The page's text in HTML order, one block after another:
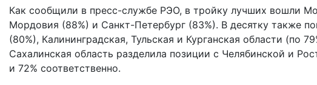
Как сообщили в пресс-службе РЭО, в тройку лучших вошли
Мордовия (88%) и Санкт-Петербург (83%). В десятку также
(80%), Калининградская, Тульская и Курганская области (по
Сахалинская область разделила позиции с Челябинской и
и 72% соответственно.